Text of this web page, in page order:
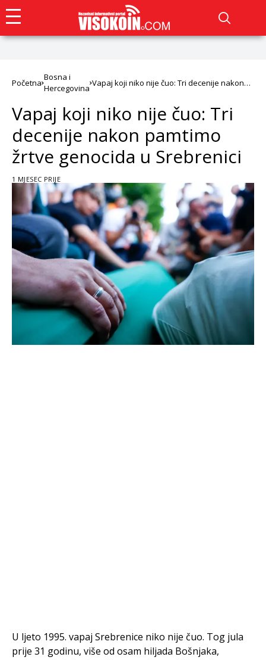
Početna
Bosna i
Hercegovina
Vapaj koji niko nije čuo: Tri decenije nakon
Vapaj koji niko nije čuo: Tri
decenije nakon pamtimo
žrtve genocida u Srebrenici
1 MJESEC PRIJE
U ljeto 1995. vapaj Srebrenice niko nije čuo. Tog jula
prije 31 godinu, više od osam hiljada Bošnjaka,